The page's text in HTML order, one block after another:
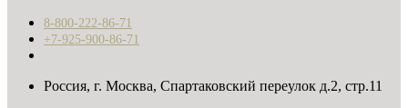
8-800-222-86-71
+7-925-900-86-71
Россия, г. Москва, Спартаковский переулок д.2, стр.11